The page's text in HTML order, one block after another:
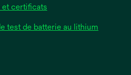
et certificats
test de batterie au lithium